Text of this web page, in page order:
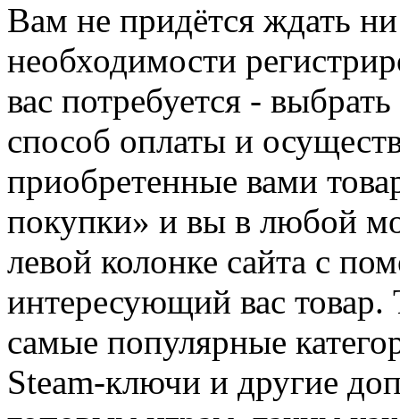
Вам не придётся ждать
необходимости
вас потребуется -
способ оплаты и
приобретенные вами
покупки» и вы в любой
левой колонке сайта с
интересующий вас
самые популярные
Steam-ключи и другие